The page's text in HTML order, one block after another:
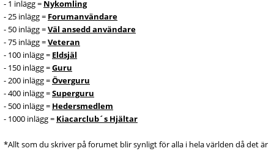
- 1 inlägg = Nykomling
- 25 inlägg = Forumanvändare
- 50 inlägg =Väl ansedd användare
- 75 inlägg =Veteran
- 100 inlägg = Eldsjäl
- 150 inlägg =Guru
- 200 inlägg =Överguru
- 400 inlägg =Superguru
- 500 inlägg = Hedersmedlem
- 1000 inlägg = Kiacarclub´s Hjältar
*Allt som du skriver på forumet blir synligt för alla i hela världen då det är